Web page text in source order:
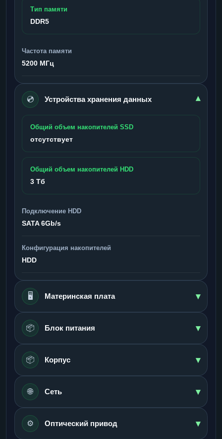
Тип памяти
DDR5
Частота памяти
5200 МГц
💿 Устройства хранения данных ▾
Общий объем накопителей SSD
отсутствует
Общий объем накопителей HDD
3 Тб
Подключение HDD
SATA 6Gb/s
Конфигурация накопителей
HDD
🖥️ Материнская плата ▾
📦 Блок питания ▾
📦 Корпус ▾
🌐 Сеть ▾
⚙️ Оптический привод ▾